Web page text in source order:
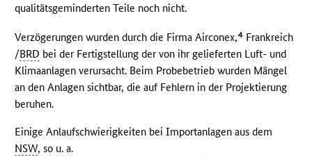
qualitätsgeminderten Teile noch nicht.
Verzögerungen wurden durch die Firma Airconex,4 Frankreich
/BRD bei der Fertigstellung der von ihr gelieferten Luft- und
Klimaanlagen verursacht. Beim Probebetrieb wurden Mängel
an den Anlagen sichtbar, die auf Fehlern in der Projektierung
beruhen.
Einige Anlaufschwierigkeiten bei Importanlagen aus dem
NSW, so u. a.